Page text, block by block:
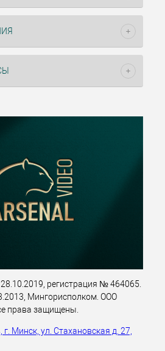
регистрация № 464065.
Мингорисполком. ООО
права защищены.
Минск, ул. Стахановская д. 27,